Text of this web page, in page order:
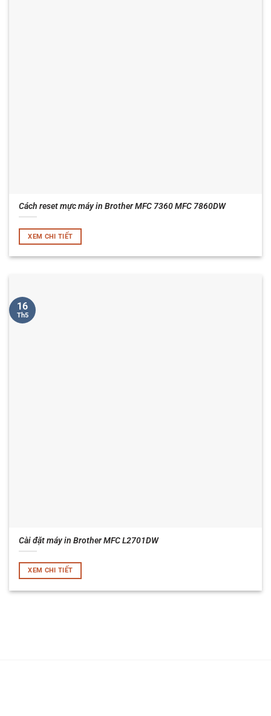
Cách reset mực máy in Brother MFC 7360 MFC 7860DW
XEM CHI TIẾT
Cài đặt máy in Brother MFC L2701DW
XEM CHI TIẾT
16
Th5